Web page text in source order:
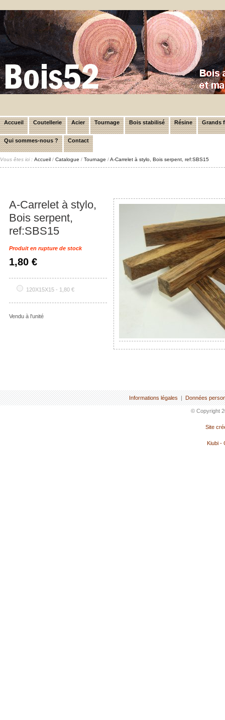
Accueil Coutellerie Acier Tournage Bois stabilisé Résine Grands
Qui sommes-nous ? Contact
Vous êtes ici : Accueil / Catalogue / Tournage /A-Carrelet à stylo, Bois serpent, ref:SBS15
A-Carrelet à stylo,
Bois serpent,
ref:SBS15
Produit en rupture de stock
1,80 €
120X15X15 - 1,80 €
Vendu à l'unité
Informations légales | Données
© Copyright
Site
Kiubi -